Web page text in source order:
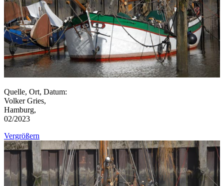
Quelle, Ort, Datum:
Volker Gries,
Hamburg,
02/2023
Vergrößern